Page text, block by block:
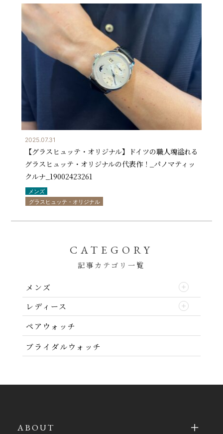
2025.07.31
【グラスヒュッテ・オリジナル】ドイツの職人魂溢れる
グラスヒュッテ・オリジナルの代表作！_パノマティッ
クルナ_19002423261
メンズ
グラスヒュッテ・オリジナル
CATEGORY
記事カテゴリ一覧
メンズ
レディース
ペアウォッチ
ブライダルウォッチ
ABOUT